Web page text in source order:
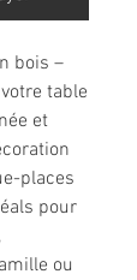
bois –
table
et
places
pour
ou